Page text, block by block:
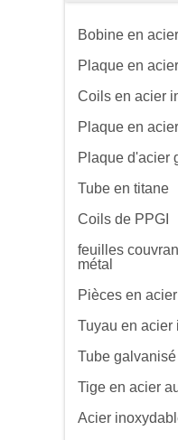
Bobine en
Plaque en
Coils en acier
Plaque en
Plaque d'acier
Tube en titane
Coils de PPGI
feuilles
métal
Pièces en
Tuyau en acier
Tube
Tige en acier
Acier